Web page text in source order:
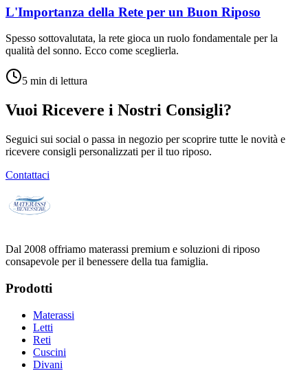
L'Importanza della Rete per un Buon Riposo
Spesso sottovalutata, la rete gioca un ruolo fondamentale per la
qualità del sonno. Ecco come sceglierla.
5 min di lettura
Vuoi Ricevere i Nostri Consigli?
Seguici sui social o passa in negozio per scoprire tutte le novità e
ricevere consigli personalizzati per il tuo riposo.
Contattaci
Dal 2008 offriamo materassi premium e soluzioni di riposo
consapevole per il benessere della tua famiglia.
Prodotti
Materassi
Letti
Reti
Cuscini
Divani